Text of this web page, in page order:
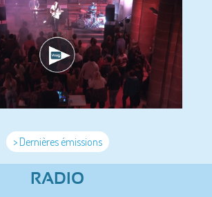
> Dernières émissions
RADIO